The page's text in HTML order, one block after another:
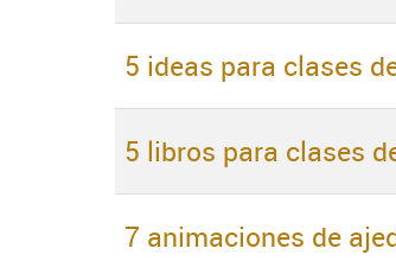
5 ideas para clases
5 libros para clases
7 animaciones de